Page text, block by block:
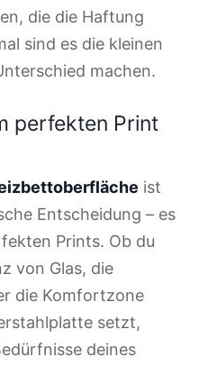
die die Haftung
sind es die kleinen
machen.
perfekten Print
ist
Entscheidung – es
Prints. Ob du
von Glas, die
die Komfortzone
setzt,
deines